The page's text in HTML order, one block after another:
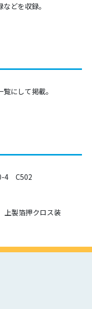
どを収録。
にして掲載。
4 C502
製箔押クロス装